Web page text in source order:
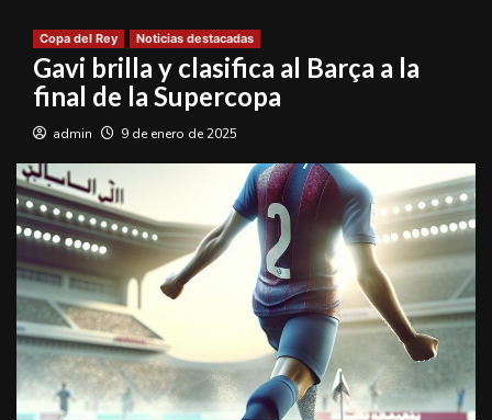
Copa del Rey Noticias destacadas
Gavi brilla y clasifica al Barça a la
final de la Supercopa
admin 9 de enero de 2025